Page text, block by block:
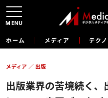
ホーム メディア テク
出版業界の苦境続く
メディア 出版
MENU